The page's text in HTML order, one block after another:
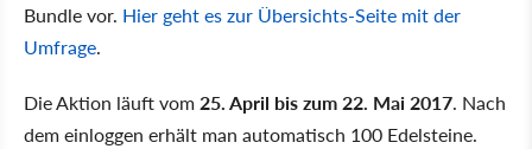
Bundle vor. Hier geht es zur Übersichts-Seite mit der
Umfrage.
Die Aktion läuft vom25. April bis zum 22. Mai 2017. Nach
dem einloggen erhält man automatisch 100 Edelsteine.